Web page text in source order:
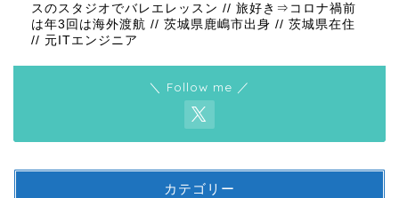
スのスタジオでバレエレッスン // 旅好き⇒コロナ禍前
は年3回は海外渡航 // 茨城県鹿嶋市出身 // 茨城県在住
// 元ITエンジニア
＼ Follow me ／
カテゴリー